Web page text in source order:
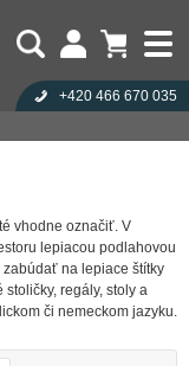
vhodne označiť. V
lepiacou podlahovou
na lepiace štítky
regály, stoly a
či nemeckom jazyku.
+420 466 670 035